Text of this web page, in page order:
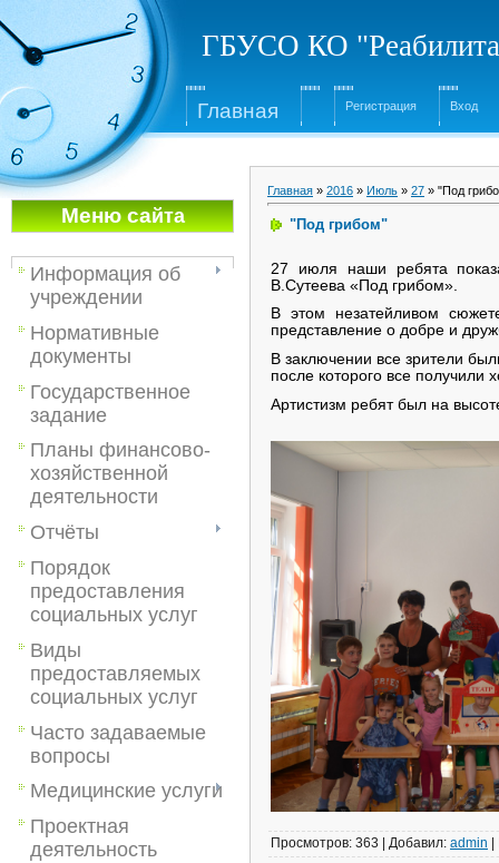
ГБУСО КО
Главная Регистрация Вход
Меню сайта
Информация об
учреждении
Нормативные
документы
Государственное
задание
Планы финансово-
хозяйственной
деятельности
Отчёты
Порядок
предоставления
социальных услуг
Виды
предоставляемых
социальных услуг
Часто задаваемые
вопросы
Медицинские услуги
Проектная
деятельность
Главная » 2016 » Июль » 27 » "Под
"Под грибом"
27 июля наши ребята
В.Сутеева «Под грибом».
В этом незатейливом
представление о добре и
В заключении все зрители
после которого все получили
Артистизм ребят был на
Просмотров: 363 | Добавил: admin |